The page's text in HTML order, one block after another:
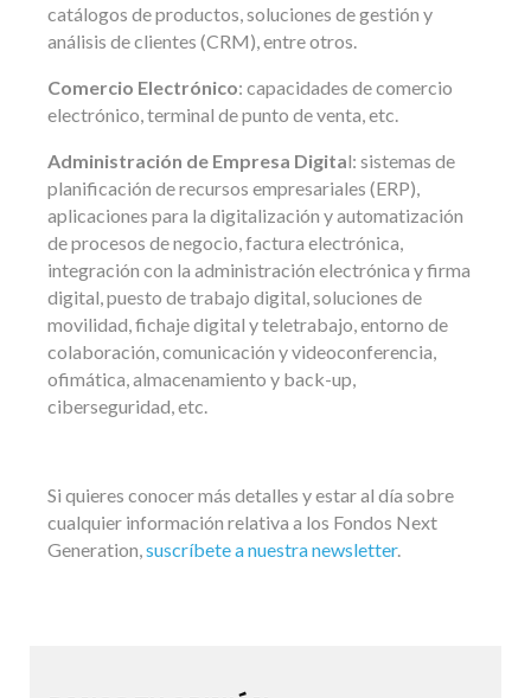
catálogos de productos, soluciones de gestión y
análisis de clientes (CRM), entre otros.
Comercio Electrónico: capacidades de comercio
electrónico, terminal de punto de venta, etc.
Administración de Empresa Digital: sistemas de
planificación de recursos empresariales (ERP),
aplicaciones para la digitalización y automatización
de procesos de negocio, factura electrónica,
integración con la administración electrónica y firma
digital, puesto de trabajo digital, soluciones de
movilidad, fichaje digital y teletrabajo, entorno de
colaboración, comunicación y videoconferencia,
ofimática, almacenamiento y back-up,
ciberseguridad, etc.
Si quieres conocer más detalles y estar al día sobre
cualquier información relativa a los Fondos Next
Generation, suscríbete a nuestra newsletter.